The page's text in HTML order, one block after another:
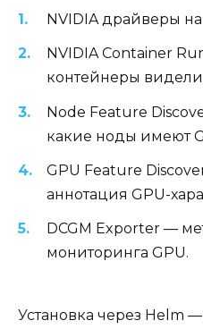
NVIDIA драйверы
NVIDIA Container
контейнеры видели
Node Feature
какие ноды имеют
GPU Feature
аннотация GPU-
DCGM Exporter —
мониторинга GPU.
Установка через Helm